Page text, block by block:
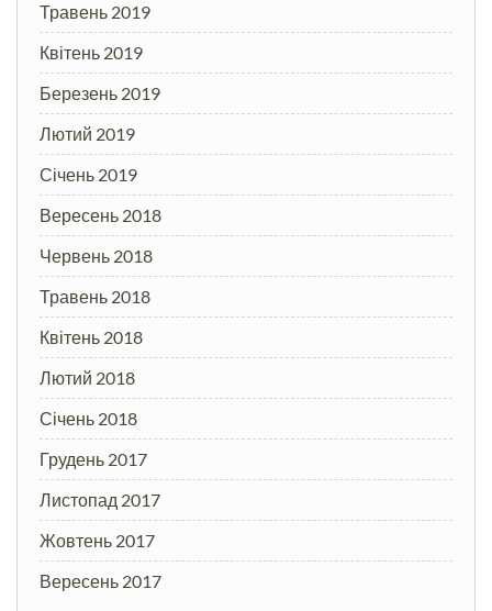
Травень 2019
Квітень 2019
Березень 2019
Лютий 2019
Січень 2019
Вересень 2018
Червень 2018
Травень 2018
Квітень 2018
Лютий 2018
Січень 2018
Грудень 2017
Листопад 2017
Жовтень 2017
Вересень 2017